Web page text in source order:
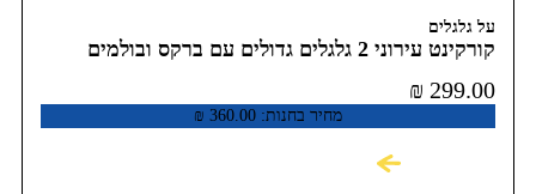
על גלגלים
קורקינט עירוני 2 גלגלים גדולים עם ברקס ובולמים
מחיר בחנות: ₪ 360.00
₪ 299.00